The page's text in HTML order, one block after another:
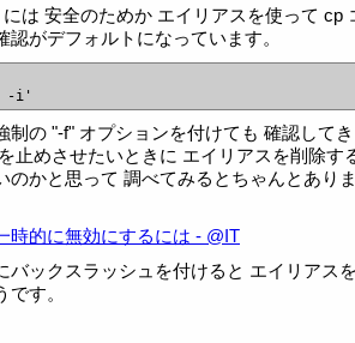
には 安全のためか エイリアスを使って cp
認がデフォルトになっています。
制の "-f" オプションを付けても 確認して
止めさせたいときに エイリアスを削除す
のかと思って 調べてみるとちゃんとあり
時的に無効にするには - @IT
バックスラッシュを付けると エイリアス
す。